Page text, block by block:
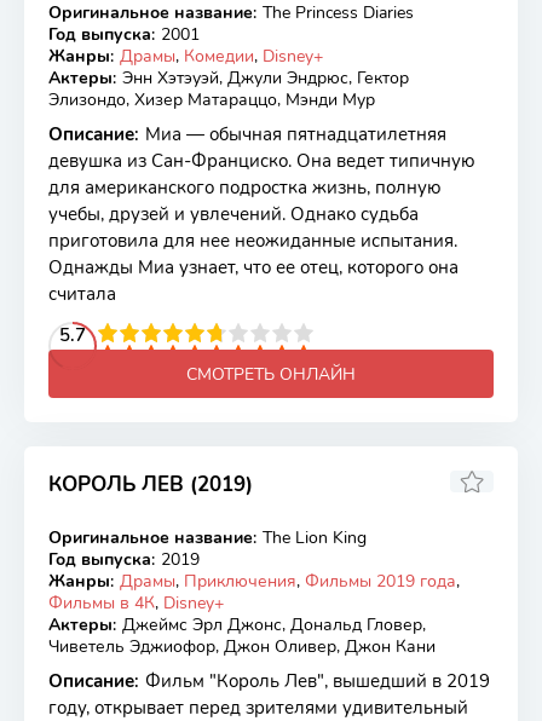
WEB-DL
Оригинальное название: The Princess Diaries
Год выпуска: 2001
Жанры: Драмы, Комедии, Disney+
Актеры: Энн Хэтэуэй, Джули Эндрюс, Гектор
Элизондо, Хизер Матараццо, Мэнди Мур
Описание: Миа — обычная пятнадцатилетняя
девушка из Сан-Франциско. Она ведет типичную
для американского подростка жизнь, полную
учебы, друзей и увлечений. Однако судьба
приготовила для нее неожиданные испытания.
Однажды Миа узнает, что ее отец, которого она
считала
5.7
4 5 6 7 8 9 10
СМОТРЕТЬ ОНЛАЙН
КОРОЛЬ ЛЕВ (2019)
BDRip
7.2
Оригинальное название: The Lion King
Год выпуска: 2019
Жанры: Драмы, Приключения, Фильмы 2019 года,
Фильмы в 4К, Disney+
Актеры: Джеймс Эрл Джонс, Дональд Гловер,
Чиветель Эджиофор, Джон Оливер, Джон Кани
Описание: Фильм "Король Лев", вышедший в 2019
году, открывает перед зрителями удивительный